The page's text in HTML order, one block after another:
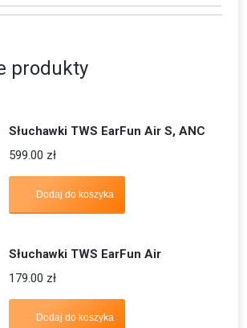
produkty
Słuchawki TWS EarFun Air S, ANC
599.00 zł
Dodaj do koszyka
Słuchawki TWS EarFun Air
179.00 zł
Dodaj do koszyka